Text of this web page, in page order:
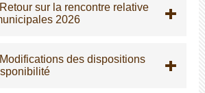
Retour sur la rencontre relative
2026
Modifications des dispositions